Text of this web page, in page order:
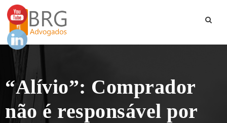
“Alívio”: Comprador
não é responsável por